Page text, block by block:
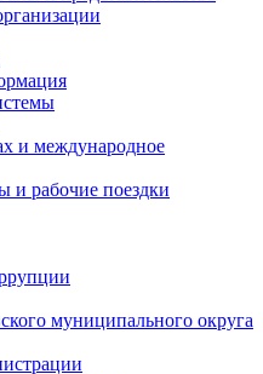
и международное
и рабочие поездки
муниципального округа